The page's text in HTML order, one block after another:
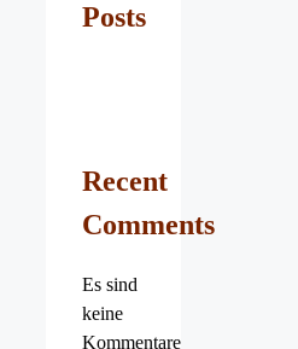
Posts
Recent
Comments
Es sind
keine
Kommentare